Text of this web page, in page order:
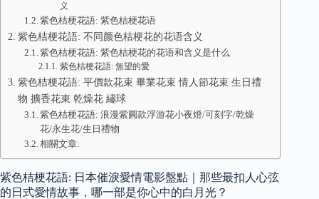
义
紫色桔梗花語: 紫色桔梗花语
紫色桔梗花語: 不同颜色桔梗花的花语含义
紫色桔梗花語: 紫色桔梗花的花语和含义是什么
紫色桔梗花語: 無望的愛
紫色桔梗花語: 平價款花束 畢業花束 情人節花束 生日禮
物 擴香花束 乾燥花 繡球
紫色桔梗花語: 浪漫紫圓款浮游花小夜燈/可刻字/乾燥
花/永生花/生日禮物
相關文章:
紫色桔梗花語: 日本催淚愛情電影盤點｜那些最扣人心弦
的日式愛情故事，哪一部是你心中的白月光？